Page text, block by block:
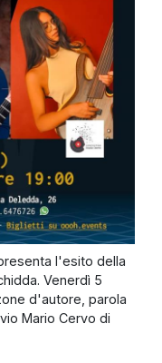
l'esito della
Venerdì 5
d'autore, parola
Mario Cervo di